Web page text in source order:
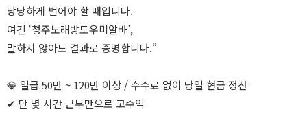
당당하게 벌어야 할 때입니다.
여긴 ‘청주노래방도우미알바’,
말하지 않아도 결과로 증명합니다.”
💎 일급 50만 ~ 120만 이상 / 수수료 없이 당일 현금 정산
✔ 단 몇 시간 근무만으로 고수익